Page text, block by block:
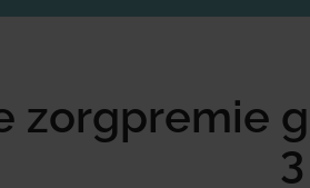
zorgpremie
3